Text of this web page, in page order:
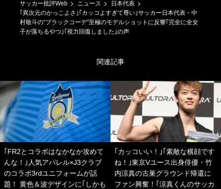
サッカー批評Web ニュース
日本代表
｢異次元のかっこよさ｣｢カッコよすぎて尊い｣サッカー日本代表・中
村敬斗の“ブラックコーデ”至極のモデルショットに反響｢完全に全女
子が落ちるやつ｣｢視力回復しました｣の声
関連記事
｢FR2とコラボはなかなか攻めて
んな！｣人気アパレル×J3クラブ
のコラボ3rdユニフォームが話
題！ 黄色＆波デザインに｢しかも
｢カッコいい！｣｢素敵な横顔です
ね！｣東京Vユース出身俳優・竹
内涼真の古巣グラウンド帰還に
ファン興奮！｢涼真くんのサッカ